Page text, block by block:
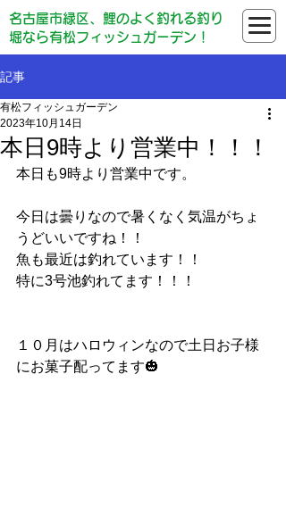
名古屋市緑区、鯉のよく釣れる釣り
堀なら有松フィッシュガーデン！
記事
本日9時より営業中！！！
有松フィッシュガーデン
2023年10月14日
本日も9時より営業中です。
今日は曇りなので暑くなく気温がちょ
うどいいですね！！
魚も最近は釣れています！！
特に3号池釣れてます！！！
１０月はハロウィンなので土日お子様
にお菓子配ってます🎃